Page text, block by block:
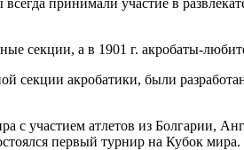
секции, а в 1901 г. акробаты-
секции акробатики, были
с участием атлетов из
первый турнир на Кубок